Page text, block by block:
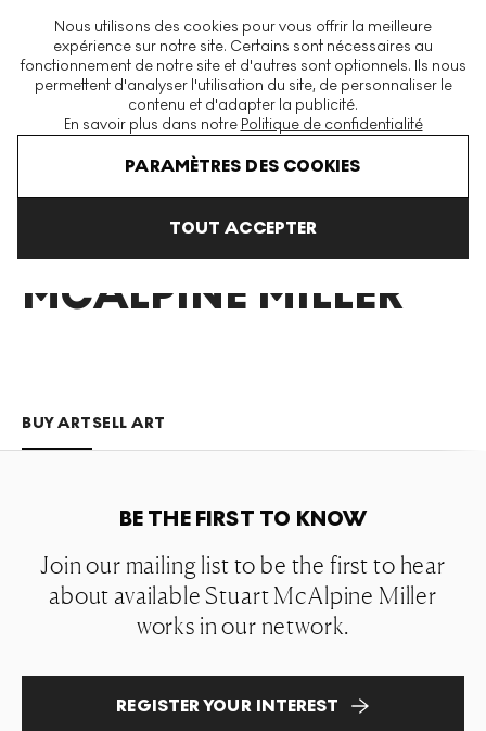
Nous utilisons des cookies pour vous offrir la meilleure
expérience sur notre site. Certains sont nécessaires au
fonctionnement de notre site et d'autres sont optionnels. Ils nous
permettent d'analyser l'utilisation du site, de personnaliser le
contenu et d'adapter la publicité.
En savoir plus dans notre Politique de confidentialité
PARAMÈTRES DES COOKIES
TOUT ACCEPTER
La plus grande plateforme mondiale d'estampes et éditions
modernes et contemporaines
Stuart Mcalpine Miller
STUART
MCALPINE MILLER
BUY ARTSELL ART
BE THE FIRST TO KNOW
Join our mailing list to be the first to hear
about available Stuart McAlpine Miller
works in our network.
REGISTER YOUR INTEREST